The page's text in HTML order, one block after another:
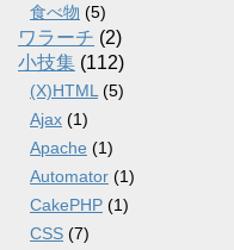
食べ物 (5)
ワラーチ (2)
小技集 (112)
(X)HTML (5)
Ajax (1)
Apache (1)
Automator (1)
CakePHP (1)
CSS (7)